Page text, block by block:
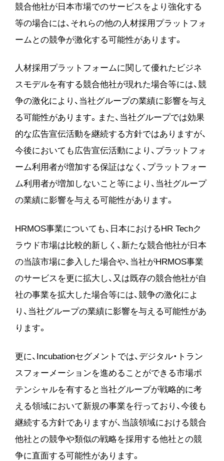
競合他社が日本市場でのサービスをより強化する
等の場合には、それらの他の人材採用プラットフォ
ームとの競争が激化する可能性があります。
人材採用プラットフォームに関して優れたビジネ
スモデルを有する競合他社が現れた場合等には、競
争の激化により、当社グループの業績に影響を与え
る可能性があります。また、当社グループでは効果
的な広告宣伝活動を継続する方針ではありますが、
今後においても広告宣伝活動により、プラットフォ
ーム利用者が増加する保証はなく、プラットフォー
ム利用者が増加しないこと等により、当社グループ
の業績に影響を与える可能性があります。
HRMOS事業についても、日本におけるHR Techク
ラウド市場は比較的新しく、新たな競合他社が日本
の当該市場に参入した場合や、当社がHRMOS事業
のサービスを更に拡大し、又は既存の競合他社が自
社の事業を拡大した場合等には、競争の激化によ
り、当社グループの業績に影響を与える可能性があ
ります。
更に、Incubationセグメントでは、デジタル・トラン
スフォーメーションを進めることができる市場ポ
テンシャルを有すると当社グループが戦略的に考
える領域において新規の事業を行っており、今後も
継続する方針でありますが、当該領域における競合
他社との競争や類似の戦略を採用する他社との競
争に直面する可能性があります。